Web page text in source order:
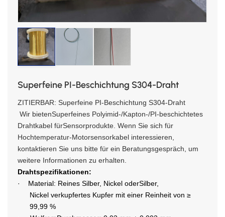
Superfeine PI-Beschichtung S304-Draht
ZITIERBAR: Superfeine PI-Beschichtung S304-Draht
Wir bietenSuperfeines Polyimid-/Kapton-/PI-beschichtetes
Drahtkabel fürSensorprodukte. Wenn Sie sich für
Hochtemperatur-Motorsensorkabel interessieren,
kontaktieren Sie uns bitte für ein Beratungsgespräch, um
weitere Informationen zu erhalten.
Drahtspezifikationen:
·
Material: Reines Silber, Nickel oderSilber,
Nickel verkupfertes Kupfer mit einer Reinheit von ≥
99,99 %